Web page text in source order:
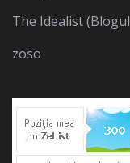
The Idealist
zoso